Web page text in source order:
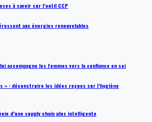
à savoir sur l’outil CCP
aux énergies renouvelables
accompagne les femmes vers la confiance en soi
» : déconstruire les idées reçues sur l’hygiène
d’une supply chain plus intelligente